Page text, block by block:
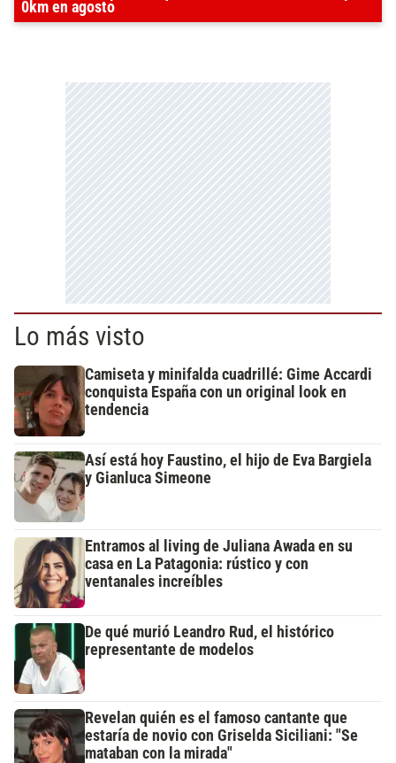
0km en agosto
Lo más visto
Camiseta y minifalda cuadrillé: Gime Accardi
conquista España con un original look en
tendencia
Así está hoy Faustino, el hijo de Eva Bargiela
y Gianluca Simeone
Entramos al living de Juliana Awada en su
casa en La Patagonia: rústico y con
ventanales increíbles
De qué murió Leandro Rud, el histórico
representante de modelos
Revelan quién es el famoso cantante que
estaría de novio con Griselda Siciliani: "Se
mataban con la mirada"